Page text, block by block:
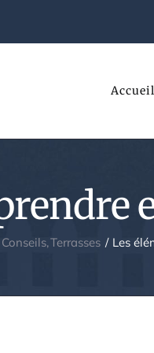
Accueil
Conseils Terrasses Les